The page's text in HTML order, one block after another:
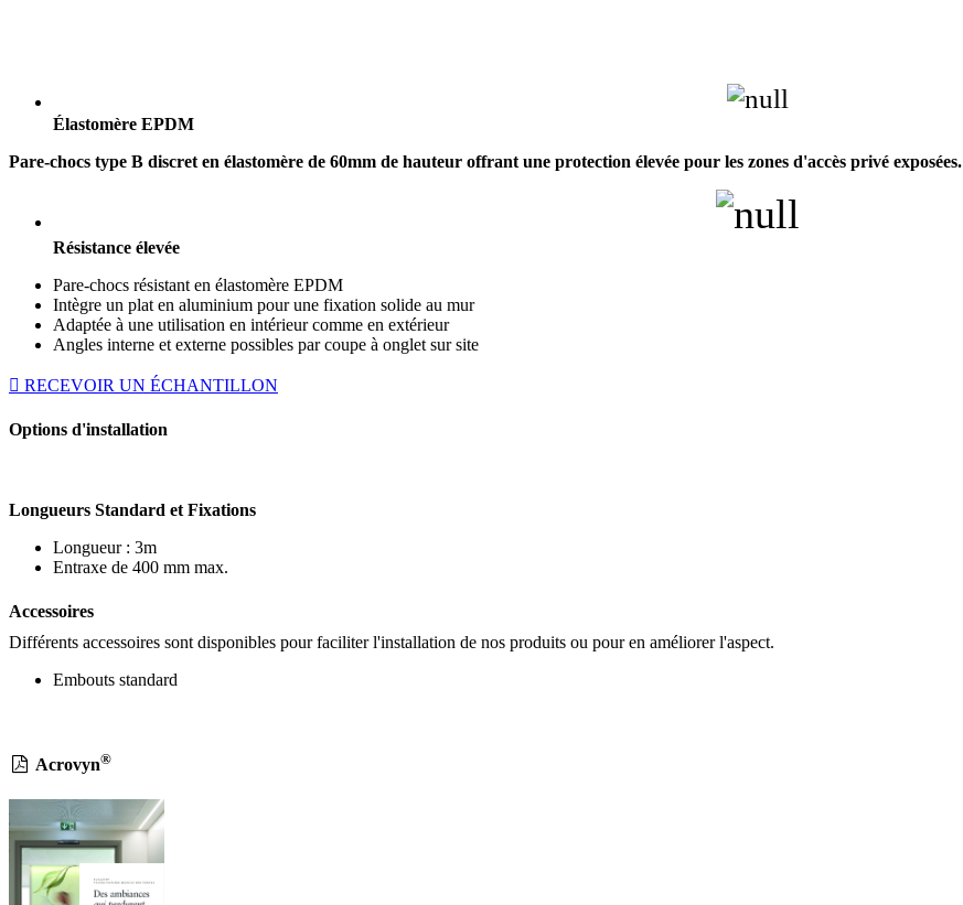
Élastomère EPDM
Pare-chocs type B discret en élastomère de 60mm de hauteur offrant une protection élevée pour les zones d'accès privé exposées.
Résistance élevée
Pare-chocs résistant en élastomère EPDM
Intègre un plat en aluminium pour une fixation solide au mur
Adaptée à une utilisation en intérieur comme en extérieur
Angles interne et externe possibles par coupe à onglet sur site
RECEVOIR UN ÉCHANTILLON
Options d'installation
Longueurs Standard et Fixations
Longueur : 3m
Entraxe de 400 mm max.
Accessoires
Différents accessoires sont disponibles pour faciliter l'installation de nos produits ou pour en améliorer l'aspect.
Embouts standard
Acrovyn®